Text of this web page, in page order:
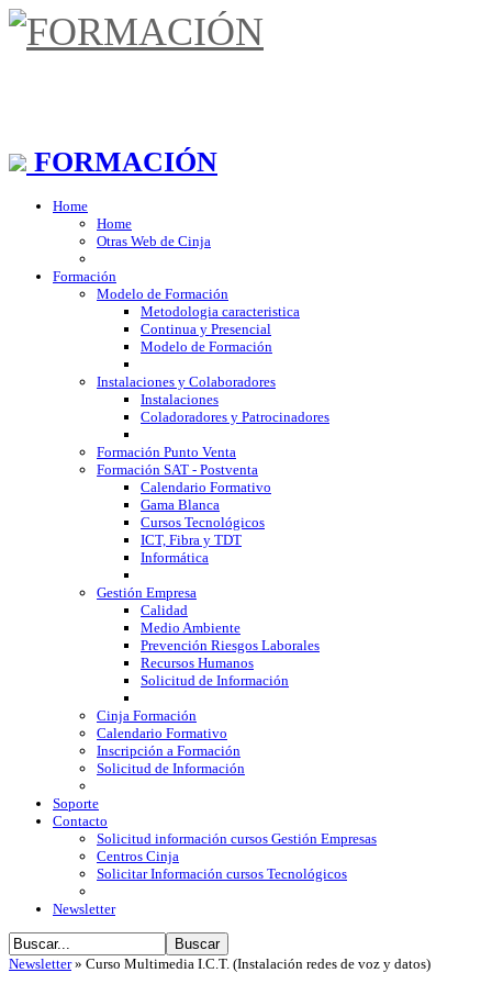
FORMACIÓN
Home
Home
Otras Web de Cinja
Formación
Modelo de Formación
Metodologia caracteristica
Continua y Presencial
Modelo de Formación
Instalaciones y Colaboradores
Instalaciones
Coladoradores y Patrocinadores
Formación Punto Venta
Formación SAT - Postventa
Calendario Formativo
Gama Blanca
Cursos Tecnológicos
ICT, Fibra y TDT
Informática
Gestión Empresa
Calidad
Medio Ambiente
Prevención Riesgos Laborales
Recursos Humanos
Solicitud de Información
Cinja Formación
Calendario Formativo
Inscripción a Formación
Solicitud de Información
Soporte
Contacto
Solicitud información cursos Gestión Empresas
Centros Cinja
Solicitar Información cursos Tecnológicos
Newsletter
Newsletter» Curso Multimedia I.C.T. (Instalación redes de voz y datos)